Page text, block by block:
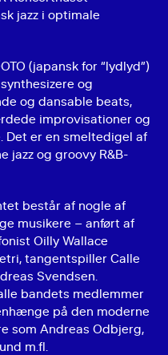
jazz i optimale
(japansk for “lydlyd”)
og
og dansable beats,
improvisationer og
Det er en smeltedigel af
jazz og groovy R&B-
består af nogle af
musikere – anført af
Oilly Wallace
tangentspiller Calle
Svendsen.
bandets medlemmer
på den moderne
som Andreas Odbjerg,
m.fl.